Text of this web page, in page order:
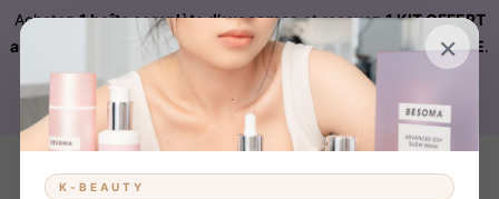
Achetez1 boîte complète d’exosomeset recevez1 KIT OFFERT
automatiquement ajouté à votre commande sur FILLERCOSME.
Livraison OFFERTE KBEAUTY
dès 899 € d’achat. Code :
B37NS7T9
×
K-BEAUTY